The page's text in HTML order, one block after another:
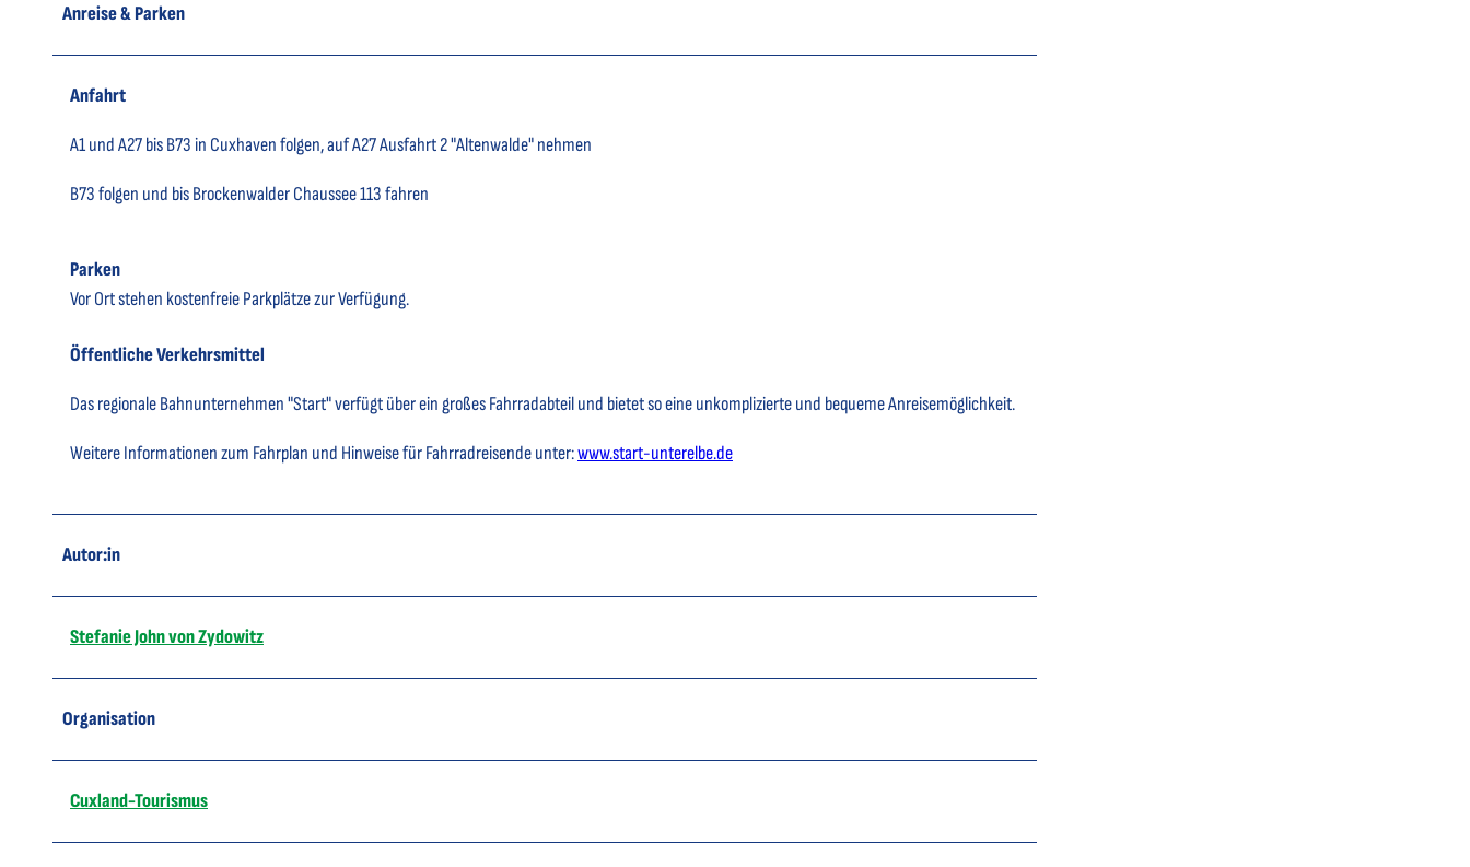
Anreise & Parken
Anfahrt
A1 und A27 bis B73 in Cuxhaven folgen, auf A27 Ausfahrt 2 "Altenwalde" nehmen
B73 folgen und bis Brockenwalder Chaussee 113 fahren
Parken
Vor Ort stehen kostenfreie Parkplätze zur Verfügung.
Öffentliche Verkehrsmittel
Das regionale Bahnunternehmen "Start" verfügt über ein großes Fahrradabteil und bietet so eine unkomplizierte und bequeme Anreisemöglichkeit.
Weitere Informationen zum Fahrplan und Hinweise für Fahrradreisende unter:www.start-unterelbe.de
Autor:in
Stefanie John von Zydowitz
Organisation
Cuxland-Tourismus